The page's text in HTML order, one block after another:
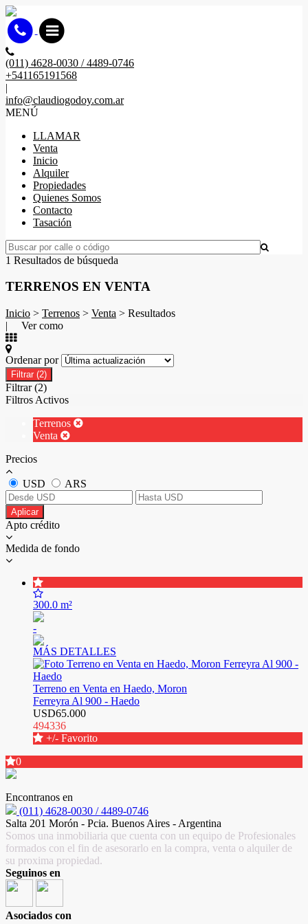
(011) 4628-0030 / 4489-0746
+541165191568
|
info@claudiogodoy.com.ar
MENÚ
LLAMAR
Venta
Inicio
Alquiler
Propiedades
Quienes Somos
Contacto
Tasación
1 Resultados de búsqueda
TERRENOS EN VENTA
Inicio > Terrenos > Venta > Resultados
| Ver como
Ordenar por
Filtrar (2)
Filtrar (2)
Filtros Activos
Terrenos
Venta
Precios
USD ARS
Aplicar
Apto crédito
Medida de fondo
300.0 m²
-
MÁS DETALLES
Terreno en Venta en Haedo, Moron
Ferreyra Al 900 - Haedo
USD65.000
494336
+/- Favorito
0
Encontranos en
(011) 4628-0030 / 4489-0746
Salta 201 Morón - Pcia. Buenos Aires - Argentina
Somos una inmobiliaria que cuenta con un equipo de Profesionales
formados con el fin de asesorarlo en la compra, venta o alquiler de
su proxima propiedad.
Seguinos en
Asociados con